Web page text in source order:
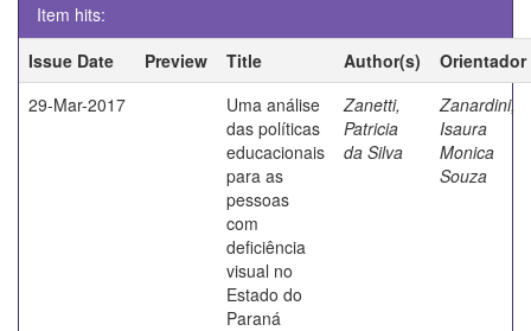
Item hits:
Issue Date
Preview Title Author(s)
Orientador
29-Mar-2017
Uma análise
das políticas
educacionais
para as
pessoas
com
deficiência
visual no
Estado do
Paraná
Zanetti,
Patricia
da Silva
Zanardini,
Isaura
Monica
Souza